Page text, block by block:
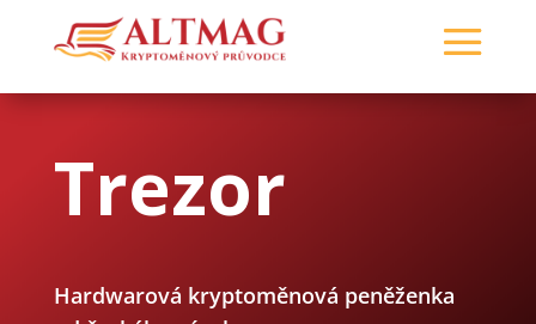
Trezor
Hardwarová kryptoměnová peněženka